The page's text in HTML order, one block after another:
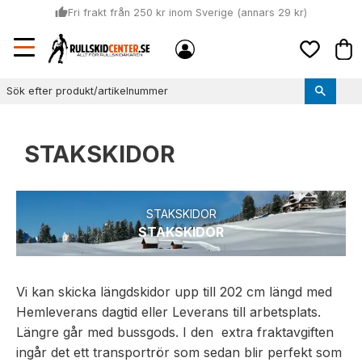
Meny
thumb_upFri frakt från 250 kr inom Sverige (annars 29 kr)
local_shipping
Sommar: Beställ innan kl 11:00 (mån-ons) och vi skickar lagervaror
samma dag
STAKSKIDOR
STAKSKIDOR
STAKSKIDOR
Vi kan skicka längdskidor upp till 202 cm längd med
Hemleverans dagtid eller Leverans till arbetsplats.
Längre går med bussgods. I den extra fraktavgiften
ingår det ett transportrör som sedan blir perfekt som